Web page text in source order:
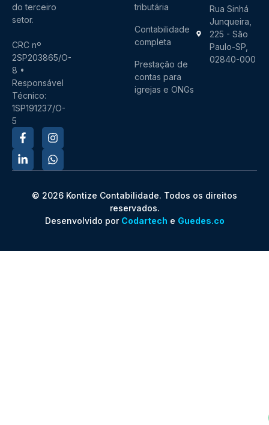
do terceiro
setor.
CRC nº
2SP203865/O-
8 •
Responsável
Técnico:
1SP191237/O-
5
tributária
Contabilidade
completa
Prestação de
contas para
igrejas e ONGs
Rua Sinhá
Junqueira,
225 - São
Paulo-SP,
02840-000
© 2026 Kontize Contabilidade. Todos os direitos
reservados.
Desenvolvido por Codartech e Guedes.co